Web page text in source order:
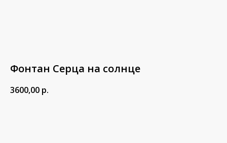
Фонтан Серца на солнце
3600,00 р.